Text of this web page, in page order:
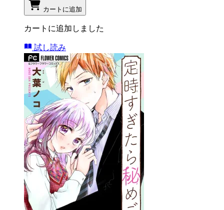
カートに追加
カートに追加しました
試し読み